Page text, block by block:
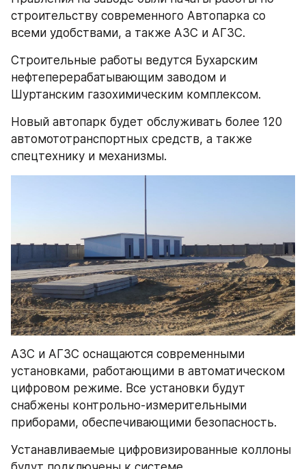
строительству современного Автопарка со
всеми удобствами, а также АЗС и АГЗС.
Строительные работы ведутся Бухарским
нефтеперерабатывающим заводом и
Шуртанским газохимическим комплексом.
Новый автопарк будет обслуживать более 120
автомототранспортных средств, а также
спецтехнику и механизмы.
АЗС и АГЗС оснащаются современными
установками, работающими в автоматическом
цифровом режиме. Все установки будут
снабжены контрольно-измерительными
приборами, обеспечивающими безопасность.
Устанавливаемые цифровизированные коллоны